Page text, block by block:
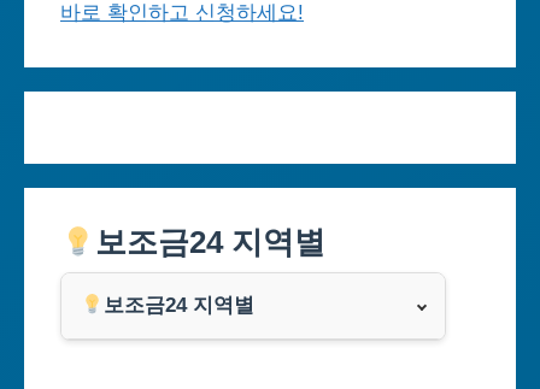
바로 확인하고 신청하세요!
보조금24 지역별
보조금24 지역별